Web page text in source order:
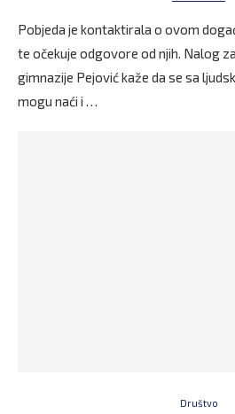
Pobjeda je kontaktirala o ovom
te očekuje odgovore od njih. Nalog
gimnazije Pejović kaže da se sa
mogu naći i …
Društvo